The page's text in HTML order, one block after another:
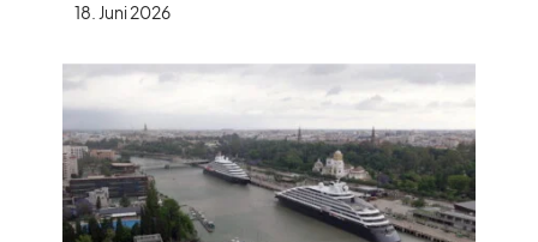
18. Juni 2026